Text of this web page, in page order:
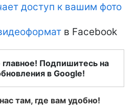
доступ к вашим фото
в Facebook
главное! Подпишитесь на
в Google!
там, где вам удобно!